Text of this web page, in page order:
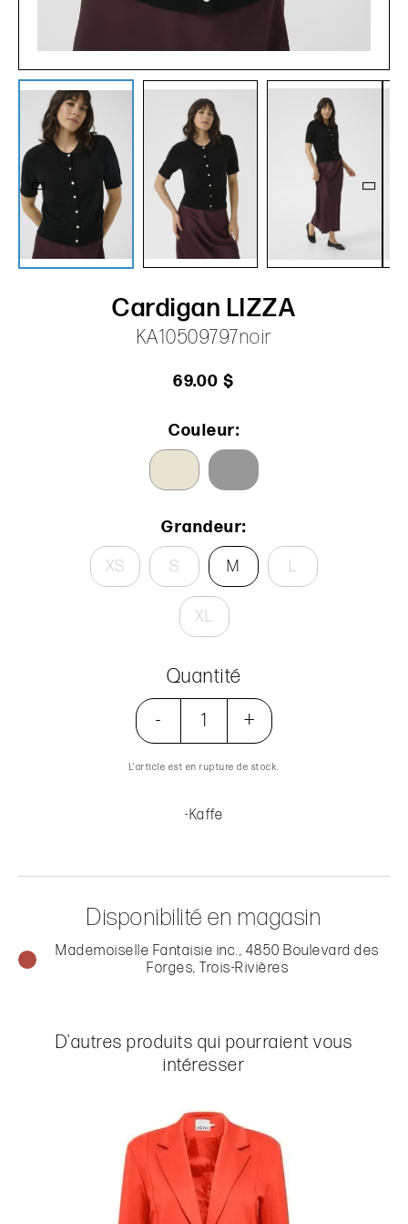
Cardigan LIZZA
KA10509797noir
69.00 $
Couleur:
Grandeur:
XS S M L
XL
Quantité
- +
L’article est en rupture de stock.
-Kaffe
Disponibilité en magasin
Mademoiselle Fantaisie inc., 4850 Boulevard des
Forges, Trois-Rivières
D'autres produits qui pourraient vous
intéresser